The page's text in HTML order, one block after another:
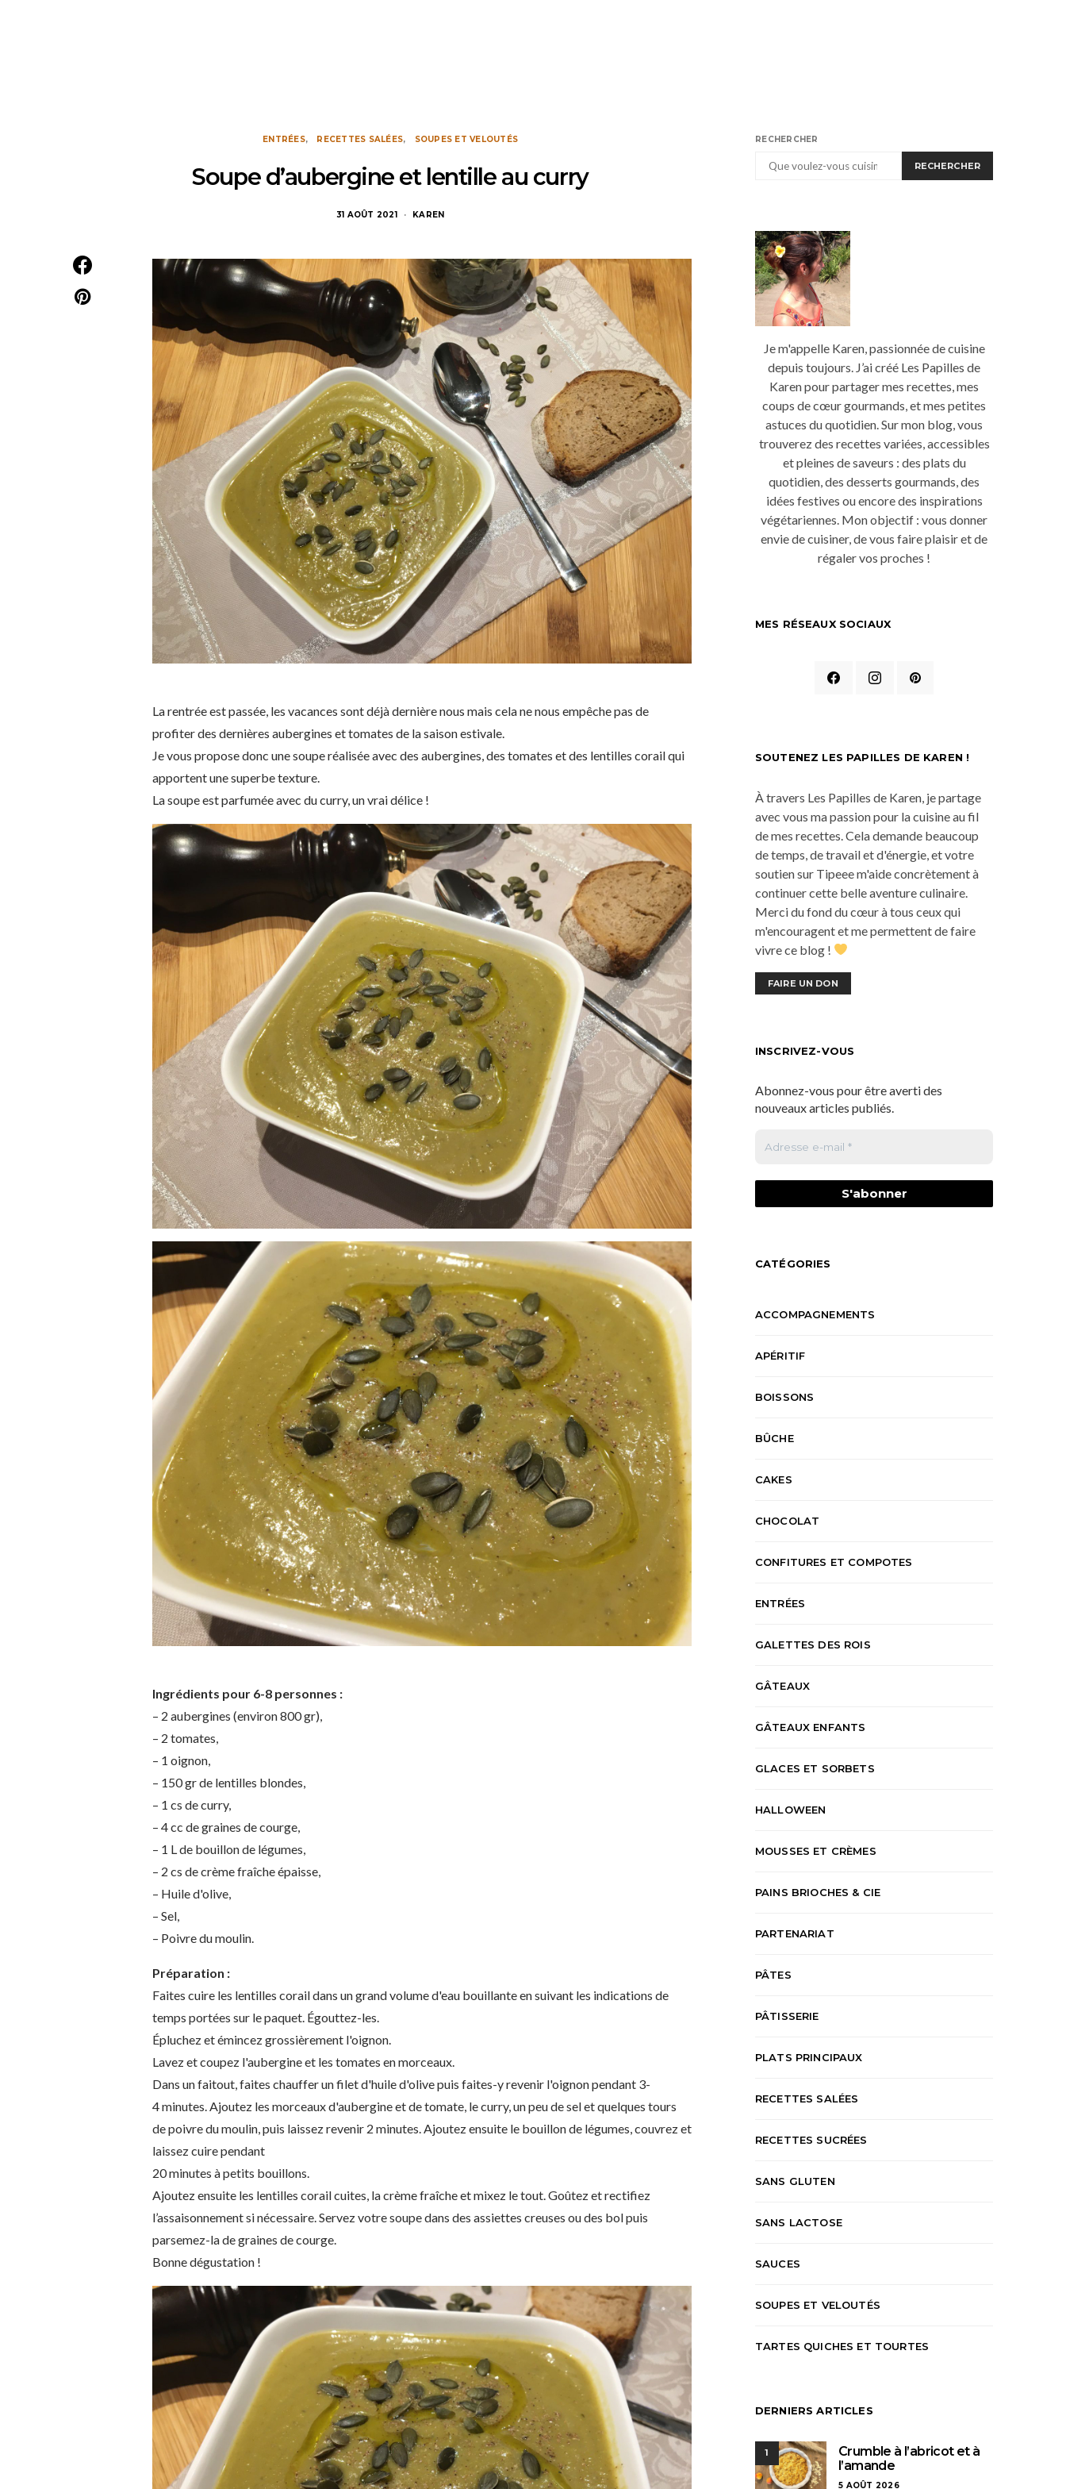
ENTRÉES RECETTES SALÉES SOUPES ET VELOUTÉS
Soupe d’aubergine et lentille au curry
31 AOÛT 2021 KAREN
La rentrée est passée, les vacances sont déjà dernière nous mais cela ne nous empêche pas de
profiter des dernières aubergines et tomates de la saison estivale.
Je vous propose donc une soupe réalisée avec des aubergines, des tomates et des lentilles corail qui
apportent une superbe texture.
La soupe est parfumée avec du curry, un vrai délice !
Ingrédients pour 6-8 personnes :
– 2 aubergines (environ 800 gr),
– 2 tomates,
– 1 oignon,
– 150 gr de lentilles blondes,
– 1 cs de curry,
– 4 cc de graines de courge,
– 1 L de bouillon de légumes,
– 2 cs de crème fraîche épaisse,
– Huile d'olive,
– Sel,
– Poivre du moulin.
Préparation :
Faites cuire les lentilles corail dans un grand volume d'eau bouillante en suivant les indications de
temps portées sur le paquet. Égouttez-les.
Épluchez et émincez grossièrement l'oignon.
Lavez et coupez l'aubergine et les tomates en morceaux.
Dans un faitout, faites chauffer un filet d'huile d'olive puis faites-y revenir l'oignon pendant 3-
4 minutes. Ajoutez les morceaux d'aubergine et de tomate, le curry, un peu de sel et quelques tours
de poivre du moulin, puis laissez revenir 2 minutes. Ajoutez ensuite le bouillon de légumes, couvrez et
laissez cuire pendant
20 minutes à petits bouillons.
Ajoutez ensuite les lentilles corail cuites, la crème fraîche et mixez le tout. Goûtez et rectifiez
l’assaisonnement si nécessaire. Servez votre soupe dans des assiettes creuses ou des bol puis
parsemez-la de graines de courge.
Bonne dégustation !
RECHERCHER
RECHERCHER
Je m'appelle Karen, passionnée de cuisine
depuis toujours. J’ai créé Les Papilles de
Karen pour partager mes recettes, mes
coups de cœur gourmands, et mes petites
astuces du quotidien. Sur mon blog, vous
trouverez des recettes variées, accessibles
et pleines de saveurs : des plats du
quotidien, des desserts gourmands, des
idées festives ou encore des inspirations
végétariennes. Mon objectif : vous donner
envie de cuisiner, de vous faire plaisir et de
régaler vos proches !
MES RÉSEAUX SOCIAUX
SOUTENEZ LES PAPILLES DE KAREN !
À travers Les Papilles de Karen, je partage
avec vous ma passion pour la cuisine au fil
de mes recettes. Cela demande beaucoup
de temps, de travail et d'énergie, et votre
soutien sur Tipeee m'aide concrètement à
continuer cette belle aventure culinaire.
Merci du fond du cœur à tous ceux qui
m'encouragent et me permettent de faire
vivre ce blog !
FAIRE UN DON
INSCRIVEZ-VOUS
Abonnez-vous pour être averti des
nouveaux articles publiés.
CATÉGORIES
ACCOMPAGNEMENTS
APÉRITIF
BOISSONS
BÛCHE
CAKES
CHOCOLAT
CONFITURES ET COMPOTES
ENTRÉES
GALETTES DES ROIS
GÂTEAUX
GÂTEAUX ENFANTS
GLACES ET SORBETS
HALLOWEEN
MOUSSES ET CRÈMES
PAINS BRIOCHES & CIE
PARTENARIAT
PÂTES
PÂTISSERIE
PLATS PRINCIPAUX
RECETTES SALÉES
RECETTES SUCRÉES
SANS GLUTEN
SANS LACTOSE
SAUCES
SOUPES ET VELOUTÉS
TARTES QUICHES ET TOURTES
DERNIERS ARTICLES
1
Crumble à l’abricot et à
l’amande
5 AOÛT 2026